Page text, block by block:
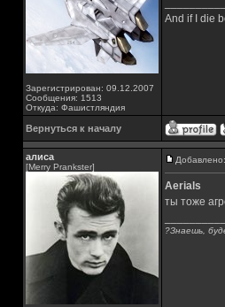
Зарегистрирован: 09.12.2007
Сообщения: 1513
Откуда: Фашистляндия
And if I die
Вернуться к началу
алиса
[Merry Prankster]
Aerials
ты тоже
?Знаешь,